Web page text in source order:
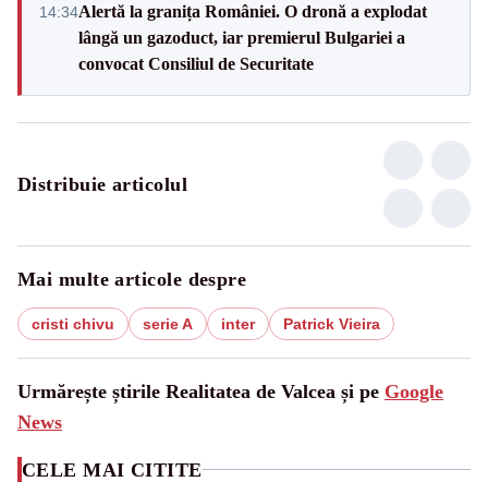
14:34Alertă la granița României. O dronă a explodat
lângă un gazoduct, iar premierul Bulgariei a
convocat Consiliul de Securitate
Distribuie articolul
Mai multe articole despre
cristi chivu serie A inter Patrick Vieira
Urmărește știrile Realitatea de Valcea și pe Google
News
CELE MAI CITITE